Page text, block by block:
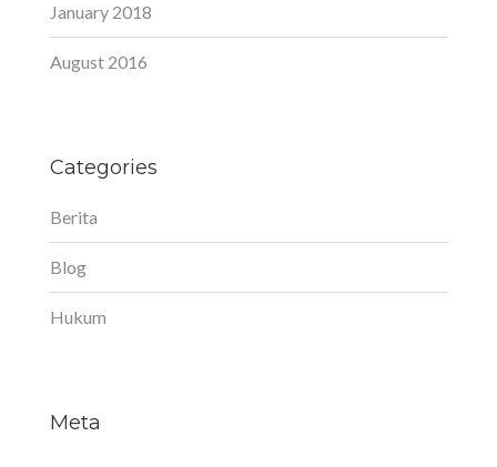
January 2018
August 2016
Categories
Berita
Blog
Hukum
Meta